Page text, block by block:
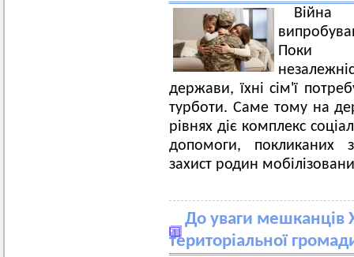
Поки
держави, їхні сім'ї
турботи. Саме тому на
рівнях діє комплекс
допомоги, покликаних
захист родин
До уваги мешканців
територіальної